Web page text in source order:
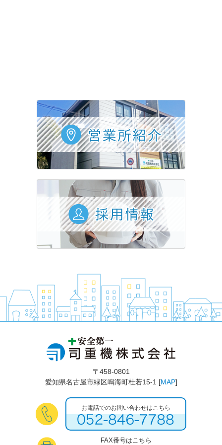
〒458-0801
愛知県名古屋市緑区鳴海町杜若15-1 [MAP]
お電話でのお問い合わせはこちら
FAX番号はこちら